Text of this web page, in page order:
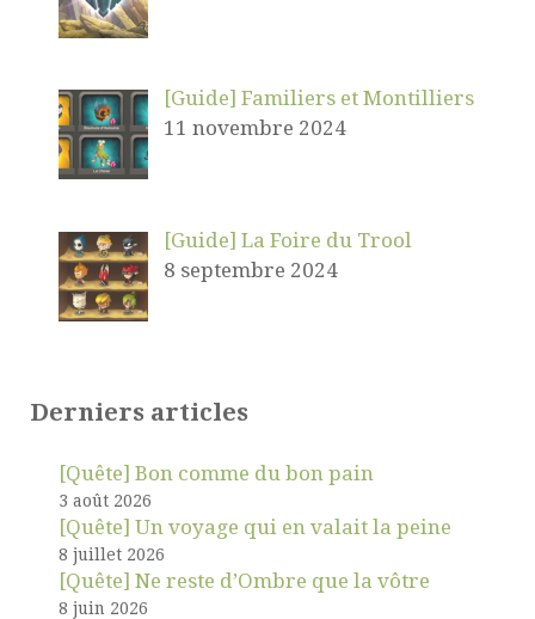
[Guide] Familiers et Montilliers
11 novembre 2024
[Guide] La Foire du Trool
8 septembre 2024
Derniers articles
[Quête] Bon comme du bon pain
3 août 2026
[Quête] Un voyage qui en valait la peine
8 juillet 2026
[Quête] Ne reste d’Ombre que la vôtre
8 juin 2026